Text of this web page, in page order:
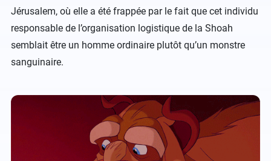
Jérusalem, où elle a été frappée par le fait que cet individu
responsable de l’organisation logistique de la Shoah
semblait être un homme ordinaire plutôt qu’un monstre
sanguinaire.